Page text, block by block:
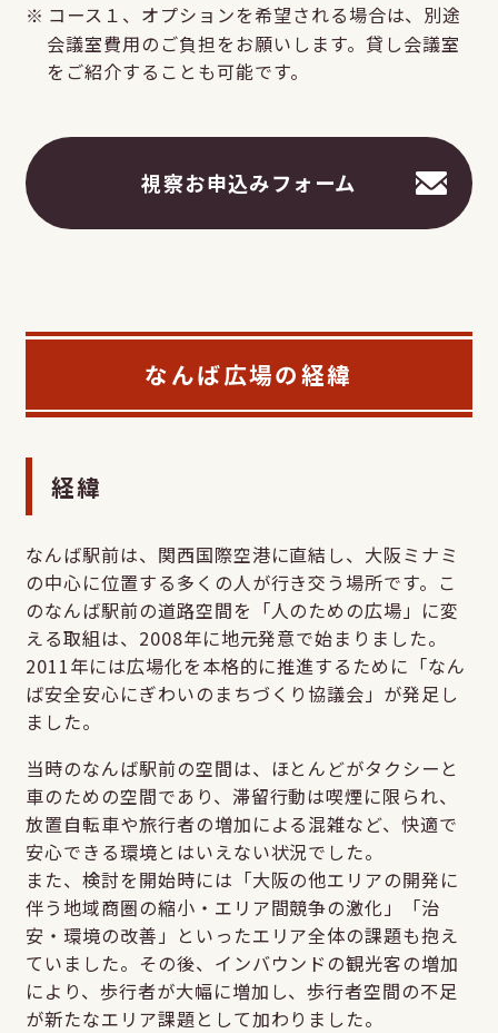
コース１、オプションを希望される場合は、別途
会議室費用のご負担をお願いします。貸し会議室
をご紹介することも可能です。
視察お申込みフォーム
なんば広場の経緯
経緯
なんば駅前は、関西国際空港に直結し、大阪ミナミ
の中心に位置する多くの人が行き交う場所です。こ
のなんば駅前の道路空間を「人のための広場」に変
える取組は、2008年に地元発意で始まりました。
2011年には広場化を本格的に推進するために「なん
ば安全安心にぎわいのまちづくり協議会」が発足し
ました。
当時のなんば駅前の空間は、ほとんどがタクシーと
車のための空間であり、滞留行動は喫煙に限られ、
放置自転車や旅行者の増加による混雑など、快適で
安心できる環境とはいえない状況でした。
また、検討を開始時には「大阪の他エリアの開発に
伴う地域商圏の縮小・エリア間競争の激化」「治
安・環境の改善」といったエリア全体の課題も抱え
ていました。その後、インバウンドの観光客の増加
により、歩行者が大幅に増加し、歩行者空間の不足
が新たなエリア課題として加わりました。